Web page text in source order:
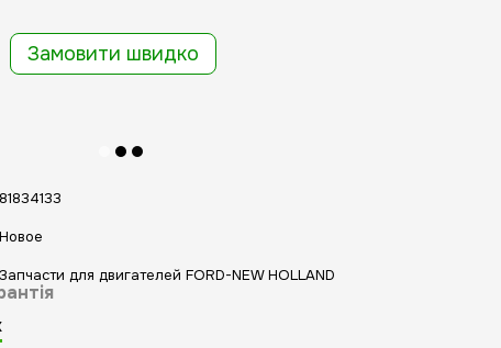
Замовити швидко
81834133
Новое
Запчасти для двигателей FORD-NEW HOLLAND